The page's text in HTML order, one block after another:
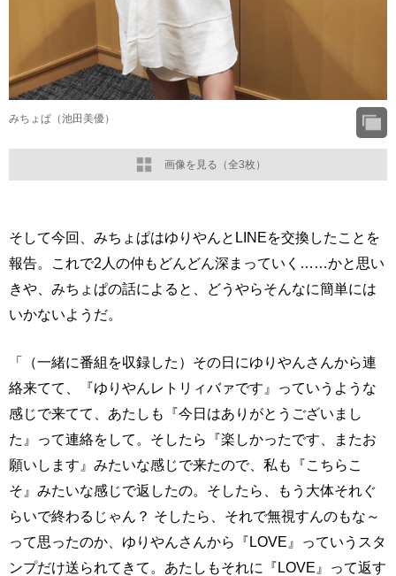
画像を見る（全3枚）
みちょぱ（池田美優）
そして今回、みちょぱはゆりやんとLINEを交換したことを
報告。これで2人の仲もどんどん深まっていく……かと思い
きや、みちょぱの話によると、どうやらそんなに簡単には
いかないようだ。
「（一緒に番組を収録した）その日にゆりやんさんから連
絡来てて、『ゆりやんレトリィバァです』っていうような
感じで来てて、あたしも『今日はありがとうございまし
た』って連絡をして。そしたら『楽しかったです、またお
願いします』みたいな感じで来たので、私も『こちらこ
そ』みたいな感じで返したの。そしたら、もう大体それぐ
らいで終わるじゃん？ そしたら、それで無視すんのもな～
って思ったのか、ゆりやんさんから『LOVE』っていうスタ
ンプだけ送られてきて。あたしもそれに『LOVE』って返す